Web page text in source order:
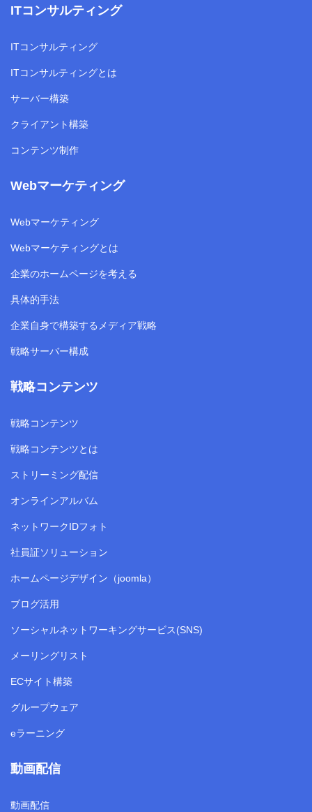
ITコンサルティング
ITコンサルティング
ITコンサルティングとは
サーバー構築
クライアント構築
コンテンツ制作
Webマーケティング
Webマーケティング
Webマーケティングとは
企業のホームページを考える
具体的手法
企業自身で構築するメディア戦略
戦略サーバー構成
戦略コンテンツ
戦略コンテンツ
戦略コンテンツとは
ストリーミング配信
オンラインアルバム
ネットワークIDフォト
社員証ソリューション
ホームページデザイン（joomla）
ブログ活用
ソーシャルネットワーキングサービス(SNS)
メーリングリスト
ECサイト構築
グループウェア
eラーニング
動画配信
動画配信